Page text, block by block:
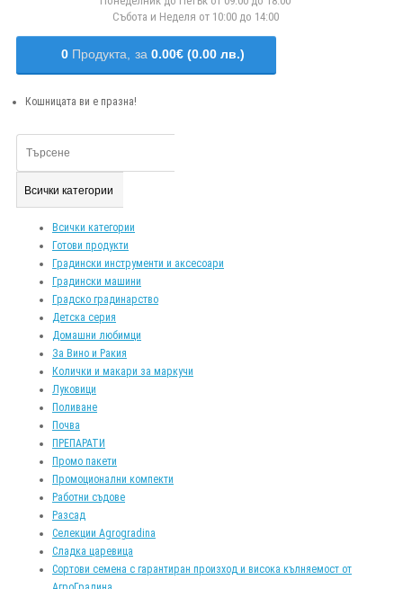
Събота и Неделя от 10:00 до 14:00
0 Продукта, за 0.00€ (0.00 лв.)
Кошницата ви е празна!
Всички категории
Всички категории
Готови продукти
Градински инструменти и аксесоари
Градински машини
Градско градинарство
Детска серия
Домашни любимци
За Вино и Ракия
Колички и макари за маркучи
Луковици
Поливане
Почва
ПРЕПАРАТИ
Промо пакети
Промоционални компекти
Работни съдове
Разсад
Селекции Agrogradina
Сладка царевица
Сортови семена с гарантиран произход и висока кълняемост от